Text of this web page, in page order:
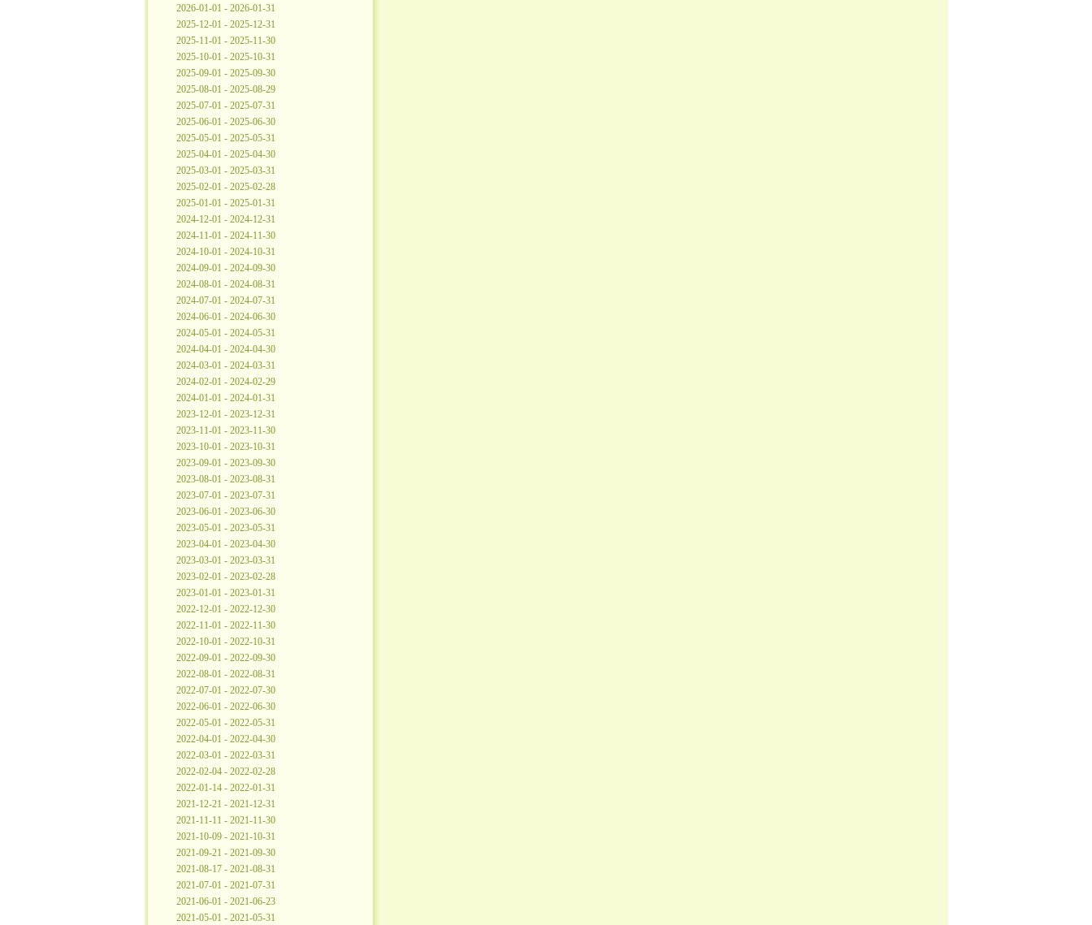
2026-01-01 - 2026-01-31
2025-12-01 - 2025-12-31
2025-11-01 - 2025-11-30
2025-10-01 - 2025-10-31
2025-09-01 - 2025-09-30
2025-08-01 - 2025-08-29
2025-07-01 - 2025-07-31
2025-06-01 - 2025-06-30
2025-05-01 - 2025-05-31
2025-04-01 - 2025-04-30
2025-03-01 - 2025-03-31
2025-02-01 - 2025-02-28
2025-01-01 - 2025-01-31
2024-12-01 - 2024-12-31
2024-11-01 - 2024-11-30
2024-10-01 - 2024-10-31
2024-09-01 - 2024-09-30
2024-08-01 - 2024-08-31
2024-07-01 - 2024-07-31
2024-06-01 - 2024-06-30
2024-05-01 - 2024-05-31
2024-04-01 - 2024-04-30
2024-03-01 - 2024-03-31
2024-02-01 - 2024-02-29
2024-01-01 - 2024-01-31
2023-12-01 - 2023-12-31
2023-11-01 - 2023-11-30
2023-10-01 - 2023-10-31
2023-09-01 - 2023-09-30
2023-08-01 - 2023-08-31
2023-07-01 - 2023-07-31
2023-06-01 - 2023-06-30
2023-05-01 - 2023-05-31
2023-04-01 - 2023-04-30
2023-03-01 - 2023-03-31
2023-02-01 - 2023-02-28
2023-01-01 - 2023-01-31
2022-12-01 - 2022-12-30
2022-11-01 - 2022-11-30
2022-10-01 - 2022-10-31
2022-09-01 - 2022-09-30
2022-08-01 - 2022-08-31
2022-07-01 - 2022-07-30
2022-06-01 - 2022-06-30
2022-05-01 - 2022-05-31
2022-04-01 - 2022-04-30
2022-03-01 - 2022-03-31
2022-02-04 - 2022-02-28
2022-01-14 - 2022-01-31
2021-12-21 - 2021-12-31
2021-11-11 - 2021-11-30
2021-10-09 - 2021-10-31
2021-09-21 - 2021-09-30
2021-08-17 - 2021-08-31
2021-07-01 - 2021-07-31
2021-06-01 - 2021-06-23
2021-05-01 - 2021-05-31